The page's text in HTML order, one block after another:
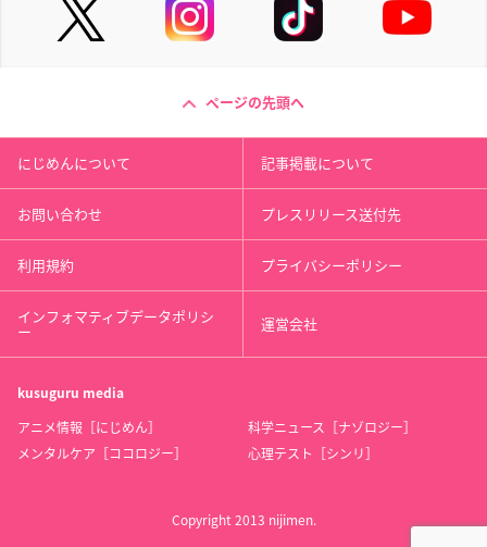
ページの先頭へ
にじめんについて 記事掲載について
お問い合わせ プレスリリース送付先
利用規約 プライバシーポリシー
インフォマティブデータポリシ
ー 運営会社
kusuguru media
アニメ情報［にじめん］
科学ニュース［ナゾロジー］
メンタルケア［ココロジー］
心理テスト［シンリ］
Copyright 2013 nijimen.